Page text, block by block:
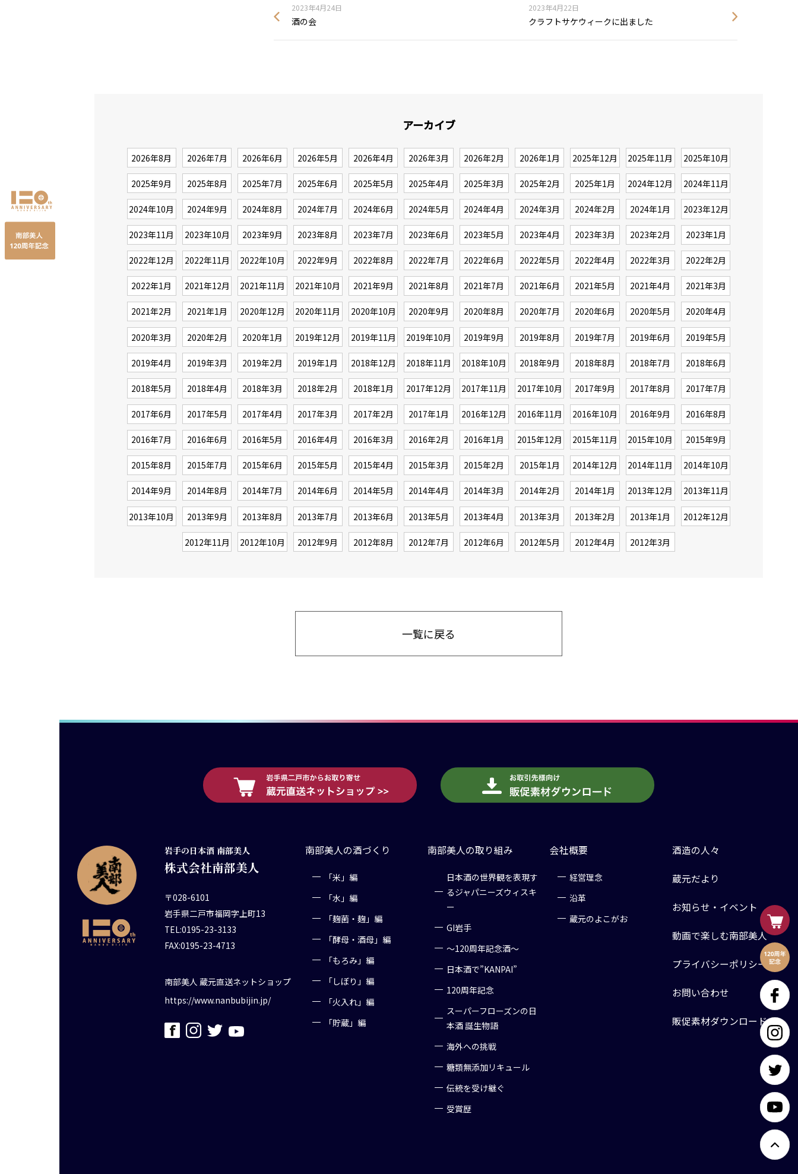
2023年4月24日
酒の会
2023年4月22日
クラフトサケウィークに出ました
アーカイブ
2026年8月 2026年7月 2026年6月 2026年5月 2026年4月 2026年3月 2026年2月 2026年1月 2025年12月 2025年11月 2025年10月
2025年9月 2025年8月 2025年7月 2025年6月 2025年5月 2025年4月 2025年3月 2025年2月 2025年1月 2024年12月 2024年11月
2024年10月 2024年9月 2024年8月 2024年7月 2024年6月 2024年5月 2024年4月 2024年3月 2024年2月 2024年1月 2023年12月
2023年11月 2023年10月 2023年9月 2023年8月 2023年7月 2023年6月 2023年5月 2023年4月 2023年3月 2023年2月 2023年1月
2022年12月 2022年11月 2022年10月 2022年9月 2022年8月 2022年7月 2022年6月 2022年5月 2022年4月 2022年3月 2022年2月
2022年1月 2021年12月 2021年11月 2021年10月 2021年9月 2021年8月 2021年7月 2021年6月 2021年5月 2021年4月 2021年3月
2021年2月 2021年1月 2020年12月 2020年11月 2020年10月 2020年9月 2020年8月 2020年7月 2020年6月 2020年5月 2020年4月
2020年3月 2020年2月 2020年1月 2019年12月 2019年11月 2019年10月 2019年9月 2019年8月 2019年7月 2019年6月 2019年5月
2019年4月 2019年3月 2019年2月 2019年1月 2018年12月 2018年11月 2018年10月 2018年9月 2018年8月 2018年7月 2018年6月
2018年5月 2018年4月 2018年3月 2018年2月 2018年1月 2017年12月 2017年11月 2017年10月 2017年9月 2017年8月 2017年7月
2017年6月 2017年5月 2017年4月 2017年3月 2017年2月 2017年1月 2016年12月 2016年11月 2016年10月 2016年9月 2016年8月
2016年7月 2016年6月 2016年5月 2016年4月 2016年3月 2016年2月 2016年1月 2015年12月 2015年11月 2015年10月 2015年9月
2015年8月 2015年7月 2015年6月 2015年5月 2015年4月 2015年3月 2015年2月 2015年1月 2014年12月 2014年11月 2014年10月
2014年9月 2014年8月 2014年7月 2014年6月 2014年5月 2014年4月 2014年3月 2014年2月 2014年1月 2013年12月 2013年11月
2013年10月 2013年9月 2013年8月 2013年7月 2013年6月 2013年5月 2013年4月 2013年3月 2013年2月 2013年1月 2012年12月
2012年11月 2012年10月 2012年9月 2012年8月 2012年7月 2012年6月 2012年5月 2012年4月 2012年3月
一覧に戻る
岩手の日本酒 南部美人
株式会社南部美人
〒028-6101
岩手県二戸市福岡字上町13
TEL:0195-23-3133
FAX:0195-23-4713
南部美人 蔵元直送ネットショップ
https://www.nanbubijin.jp/
南部美人の酒づくり
「米」編
「水」編
「麹菌・麹」編
「酵母・酒母」編
「もろみ」編
「しぼり」編
「火入れ」編
「貯蔵」編
南部美人の取り組み
日本酒の世界観を表現す
るジャパニーズウィスキ
ー
GI岩手
～120周年記念酒～
日本酒で”KANPAI”
120周年記念
スーパーフローズンの日
本酒 誕生物語
海外への挑戦
糖類無添加リキュール
伝統を受け継ぐ
受賞歴
会社概要
経営理念
沿革
蔵元のよこがお
酒造の人々
蔵元だより
お知らせ・イベント
動画で楽しむ南部美人
プライバシーポリシー
お問い合わせ
販促素材ダウンロード